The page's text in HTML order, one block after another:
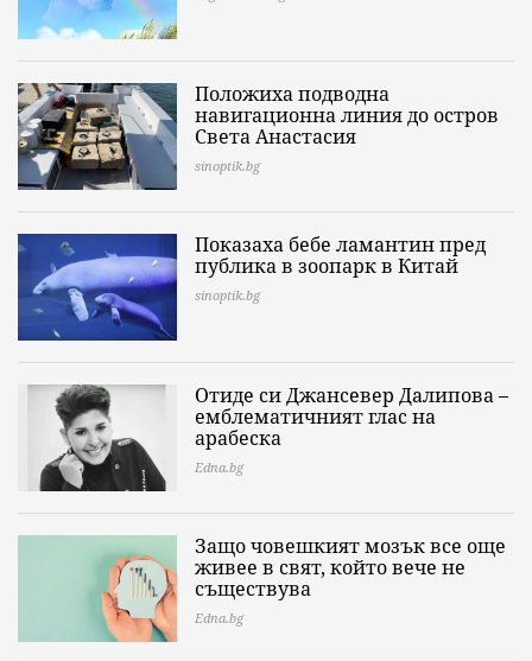
Положиха подводна
навигационна линия до остров
Света Анастасия
sinoptik.bg
Показаха бебе ламантин пред
публика в зоопарк в Китай
sinoptik.bg
Отиде си Джансевер Далипова –
емблематичният глас на
арабеска
Edna.bg
Защо човешкият мозък все още
живее в свят, който вече не
съществува
Edna.bg